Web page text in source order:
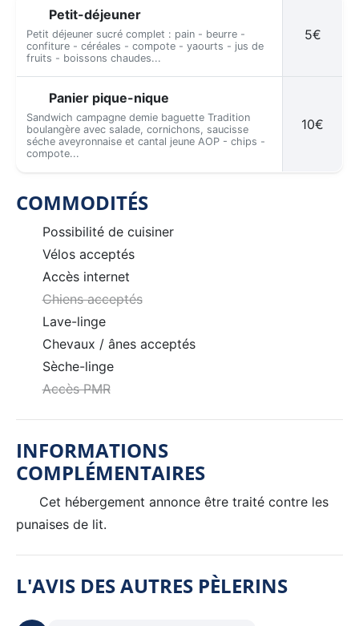
Petit-déjeuner
Petit déjeuner sucré complet : pain - beurre -
confiture - céréales - compote - yaourts - jus de
fruits - boissons chaudes...
5€
Panier pique-nique
Sandwich campagne demie baguette Tradition
boulangère avec salade, cornichons, saucisse
séche aveyronnaise et cantal jeune AOP - chips -
compote...
10€
COMMODITÉS
Possibilité de cuisiner
Vélos acceptés
Accès internet
Chiens acceptés
Lave-linge
Chevaux / ânes acceptés
Sèche-linge
Accès PMR
INFORMATIONS
COMPLÉMENTAIRES
Cet hébergement annonce être traité contre les
punaises de lit.
L'AVIS DES AUTRES PÈLERINS